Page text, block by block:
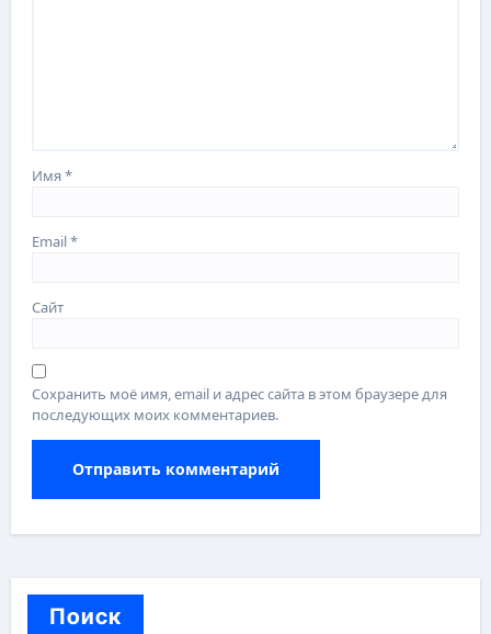
Имя*
Email*
Сайт
Сохранить моё имя, email и адрес сайта в этом браузере для
последующих моих комментариев.
Поиск